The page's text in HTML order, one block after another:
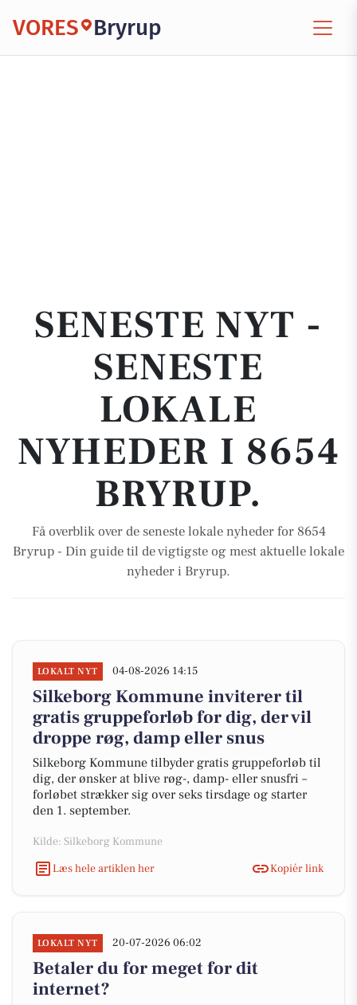
VORES Bryrup
SENESTE NYT -
SENESTE
LOKALE
NYHEDER I 8654
BRYRUP.
Få overblik over de seneste lokale nyheder for 8654
Bryrup - Din guide til de vigtigste og mest aktuelle lokale
nyheder i Bryrup.
LOKALT NYT 04-08-2026 14:15
Silkeborg Kommune inviterer til
gratis gruppeforløb for dig, der vil
droppe røg, damp eller snus
Silkeborg Kommune tilbyder gratis gruppeforløb til
dig, der ønsker at blive røg-, damp- eller snusfri –
forløbet strækker sig over seks tirsdage og starter
den 1. september.
Kilde: Silkeborg Kommune
Læs hele artiklen her
Kopiér link
LOKALT NYT 20-07-2026 06:02
Betaler du for meget for dit
internet?